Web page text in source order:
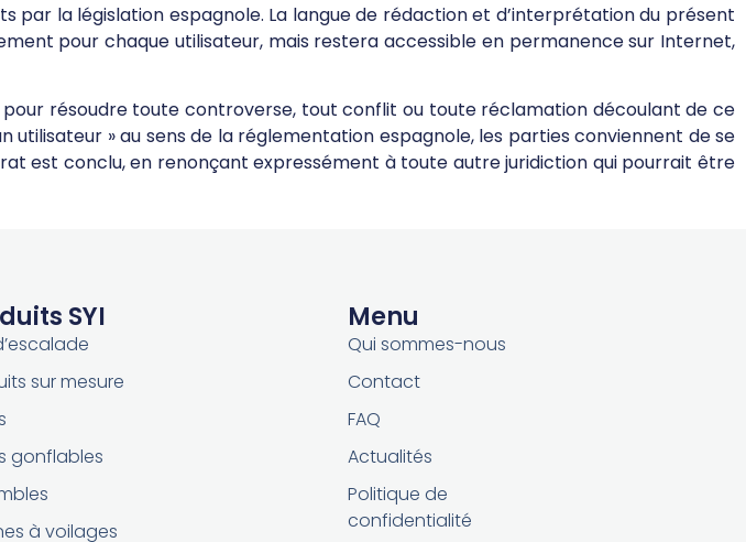
par la législation espagnole. La langue de rédaction et d’interprétation du présent
pour chaque utilisateur, mais restera accessible en permanence sur Internet,
résoudre toute controverse, tout conflit ou toute réclamation découlant de ce
utilisateur » au sens de la réglementation espagnole, les parties conviennent de se
est conclu, en renonçant expressément à toute autre juridiction qui pourrait être
SYI
sur mesure
gonflables
à voilages
Menu
Qui sommes-nous
Contact
FAQ
Actualités
Politique de
confidentialité